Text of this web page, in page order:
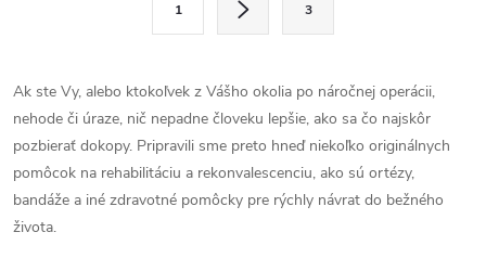
d
a
c
i
á
n
k
o
v
a
1 3
Ak ste Vy, alebo ktokoľvek z Vášho okolia po náročnej operácii,
nehode či úraze, nič nepadne človeku lepšie, ako sa čo najskôr
pozbierať dokopy. Pripravili sme preto hneď niekoľko originálnych
pomôcok na rehabilitáciu a rekonvalescenciu, ako sú ortézy,
bandáže a iné zdravotné pomôcky pre rýchly návrat do bežného
života.